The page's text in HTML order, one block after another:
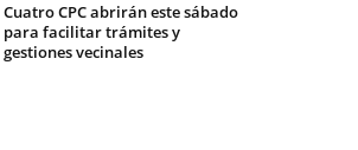
Cuatro CPC abrirán este sábado
para facilitar trámites y
gestiones vecinales